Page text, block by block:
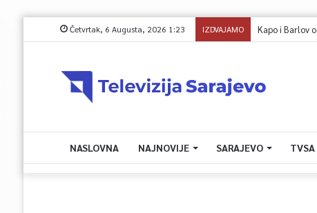
Četvrtak, 6 Augusta, 2026 1:23 IZDVAJAMO
NASLOVNA NAJNOVIJE SARAJEVO TVSA